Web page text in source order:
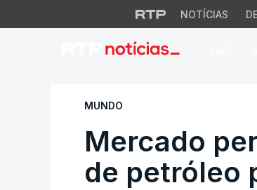
NOTÍCIAS
Mercado
MUNDO
Mercado
de petróleo